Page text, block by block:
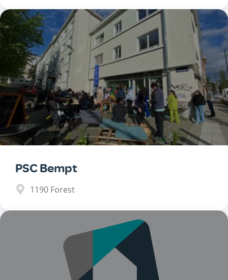
PSC Bempt
1190 Forest